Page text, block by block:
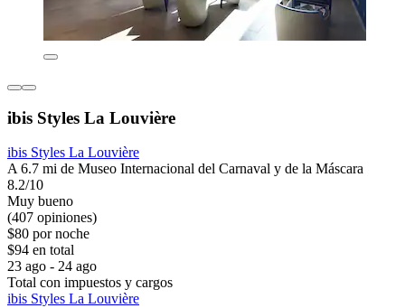
ibis Styles La Louvière
ibis Styles La Louvière
A 6.7 mi de Museo Internacional del Carnaval y de la Máscara
8.2/10
Muy bueno
(407 opiniones)
$80 por noche
$94 en total
23 ago - 24 ago
Total con impuestos y cargos
ibis Styles La Louvière